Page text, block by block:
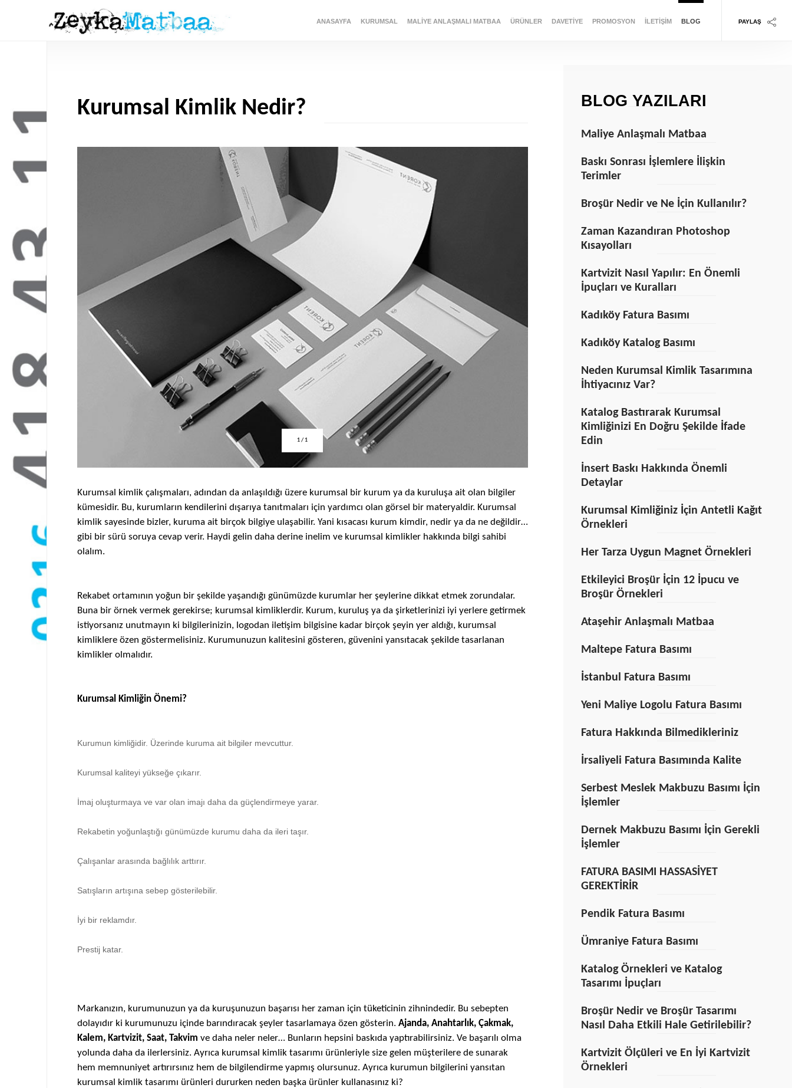
PAYLAŞ
ANASAYFA KURUMSAL MALIYE ANLAŞMALI MATBAA ÜRÜNLER DAVETIYE PROMOSYON İLETIŞIM BLOG
Kurumsal Kimlik Nedir?
1/1
Kurumsal kimlik çalışmaları, adından da anlaşıldığı üzere kurumsal bir kurum ya da kuruluşa ait olan bilgiler
kümesidir. Bu, kurumların kendilerini dışarıya tanıtmaları için yardımcı olan görsel bir materyaldir. Kurumsal
kimlik sayesinde bizler, kuruma ait birçok bilgiye ulaşabilir. Yani kısacası kurum kimdir, nedir ya da ne değildir…
gibi bir sürü soruya cevap verir. Haydi gelin daha derine inelim ve kurumsal kimlikler hakkında bilgi sahibi
olalım.
Rekabet ortamının yoğun bir şekilde yaşandığı günümüzde kurumlar her şeylerine dikkat etmek zorundalar.
Buna bir örnek vermek gerekirse; kurumsal kimliklerdir. Kurum, kuruluş ya da şirketlerinizi iyi yerlere getirmek
istiyorsanız unutmayın ki bilgilerinizin, logodan iletişim bilgisine kadar birçok şeyin yer aldığı, kurumsal
kimliklere özen göstermelisiniz. Kurumunuzun kalitesini gösteren, güvenini yansıtacak şekilde tasarlanan
kimlikler olmalıdır.
Kurumsal Kimliğin Önemi?
Kurumun kimliğidir. Üzerinde kuruma ait bilgiler mevcuttur.
Kurumsal kaliteyi yükseğe çıkarır.
İmaj oluşturmaya ve var olan imajı daha da güçlendirmeye yarar.
Rekabetin yoğunlaştığı günümüzde kurumu daha da ileri taşır.
Çalışanlar arasında bağlılık arttırır.
Satışların artışına sebep gösterilebilir.
İyi bir reklamdır.
Prestij katar.
Markanızın, kurumunuzun ya da kuruşunuzun başarısı her zaman için tüketicinin zihnindedir. Bu sebepten
dolayıdır ki kurumunuzu içinde barındıracak şeyler tasarlamaya özen gösterin. Ajanda, Anahtarlık, Çakmak,
Kalem, Kartvizit, Saat, Takvim ve daha neler neler… Bunların hepsini baskıda yaptırabilirsiniz. Ve başarılı olma
yolunda daha da ilerlersiniz. Ayrıca kurumsal kimlik tasarımı ürünleriyle size gelen müşterilere de sunarak
hem memnuniyet artırırsınız hem de bilgilendirme yapmış olursunuz. Ayrıca kurumun bilgilerini yansıtan
kurumsal kimlik tasarımı ürünleri dururken neden başka ürünler kullanasınız ki?
BLOG YAZILARI
Maliye Anlaşmalı Matbaa
Baskı Sonrası İşlemlere İlişkin
Terimler
Broşür Nedir ve Ne İçin Kullanılır?
Zaman Kazandıran Photoshop
Kısayolları
Kartvizit Nasıl Yapılır: En Önemli
İpuçları ve Kuralları
Kadıköy Fatura Basımı
Kadıköy Katalog Basımı
Neden Kurumsal Kimlik Tasarımına
İhtiyacınız Var?
Katalog Bastırarak Kurumsal
Kimliğinizi En Doğru Şekilde İfade
Edin
İnsert Baskı Hakkında Önemli
Detaylar
Kurumsal Kimliğiniz İçin Antetli Kağıt
Örnekleri
Her Tarza Uygun Magnet Örnekleri
Etkileyici Broşür İçin 12 İpucu ve
Broşür Örnekleri
Ataşehir Anlaşmalı Matbaa
Maltepe Fatura Basımı
İstanbul Fatura Basımı
Yeni Maliye Logolu Fatura Basımı
Fatura Hakkında Bilmedikleriniz
İrsaliyeli Fatura Basımında Kalite
Serbest Meslek Makbuzu Basımı İçin
İşlemler
Dernek Makbuzu Basımı İçin Gerekli
İşlemler
FATURA BASIMI HASSASİYET
GEREKTİRİR
Pendik Fatura Basımı
Ümraniye Fatura Basımı
Katalog Örnekleri ve Katalog
Tasarımı İpuçları
Broşür Nedir ve Broşür Tasarımı
Nasıl Daha Etkili Hale Getirilebilir?
Kartvizit Ölçüleri ve En İyi Kartvizit
Örnekleri